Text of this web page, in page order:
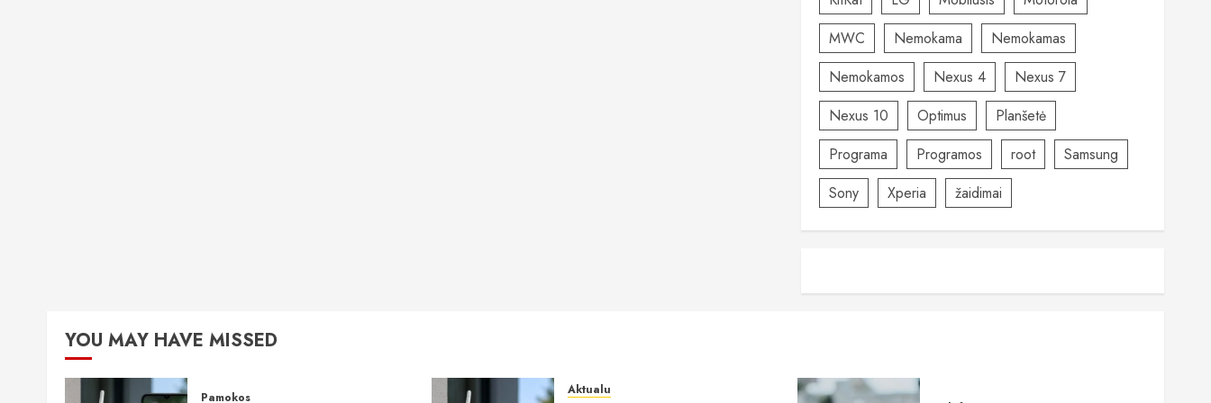
MWC
Nemokama
Nemokamas
Nemokamos
Nexus 4
Nexus 7
Nexus 10
Optimus
Planšetė
Programa
Programos root
Samsung
Sony
Xperia žaidimai
YOU MAY HAVE MISSED
Pamokos Aktualu